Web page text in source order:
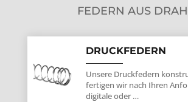
FEDERN AUS
DRUCKFEDERN
Unsere Druckfedern
fertigen wir nach Ihren
digitale oder …